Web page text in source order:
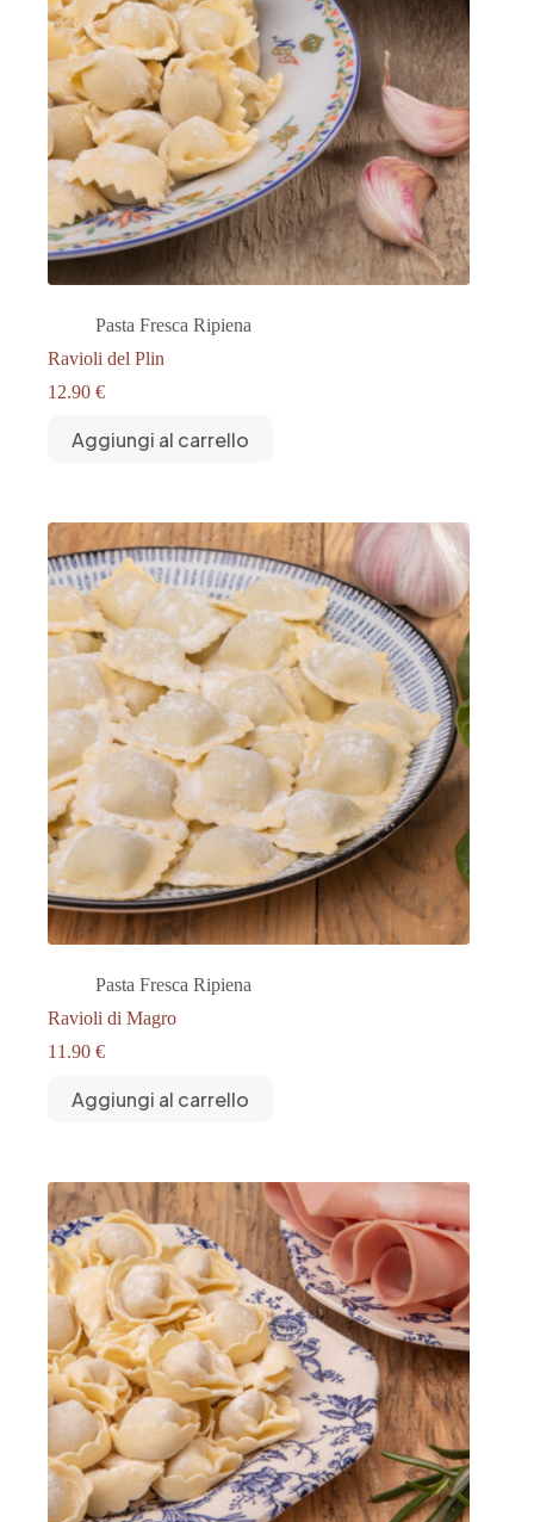
Pasta Fresca Ripiena
Ravioli del Plin
12.90 €
Aggiungi al carrello
Pasta Fresca Ripiena
Ravioli di Magro
11.90 €
Aggiungi al carrello